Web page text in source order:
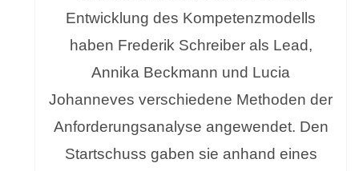
Entwicklung des Kompetenzmodells
haben Frederik Schreiber als Lead,
Annika Beckmann und Lucia
Johanneves verschiedene Methoden der
Anforderungsanalyse angewendet. Den
Startschuss gaben sie anhand eines